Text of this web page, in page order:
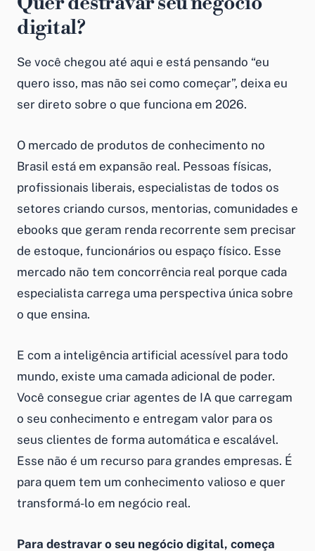
digital?
Se você chegou até aqui e está pensando “eu
quero isso, mas não sei como começar”, deixa eu
ser direto sobre o que funciona em 2026.
O mercado de produtos de conhecimento no
Brasil está em expansão real. Pessoas físicas,
profissionais liberais, especialistas de todos os
setores criando cursos, mentorias, comunidades e
ebooks que geram renda recorrente sem precisar
de estoque, funcionários ou espaço físico. Esse
mercado não tem concorrência real porque cada
especialista carrega uma perspectiva única sobre
o que ensina.
E com a inteligência artificial acessível para todo
mundo, existe uma camada adicional de poder.
Você consegue criar agentes de IA que carregam
o seu conhecimento e entregam valor para os
seus clientes de forma automática e escalável.
Esse não é um recurso para grandes empresas. É
para quem tem um conhecimento valioso e quer
transformá-lo em negócio real.
Para destravar o seu negócio digital, começa